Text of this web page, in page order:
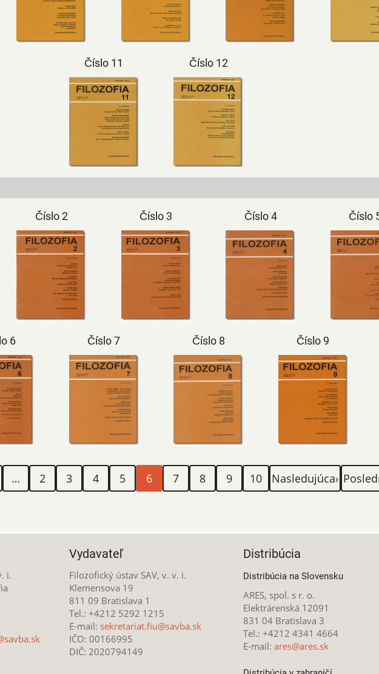
Číslo 11 Číslo 12
Číslo 2 Číslo 3 Číslo 4 Číslo
6 Číslo 7 Číslo 8 Číslo 9
… Page
2 Page
3 Page
4 Page
5
Aktuálna
stránka
6 Page
7 Page
8 Page
9 Page
10
Ďalšia
strana
Nasledujúca›
strana
i.
Vydavateľ
Filozofický ústav SAV, v. v. i.
Klemensova 19
811 09 Bratislava 1
Tel.: +4212 5292 1215
E-mail: sekretariat.fiu@savba.sk
IČO: 00166995
DIČ: 2020794149
Distribúcia
Distribúcia na Slovensku
ARES, spol. s r. o.
Elektrárenská 12091
831 04 Bratislava 3
Tel.: +4212 4341 4664
E-mail: ares@ares.sk